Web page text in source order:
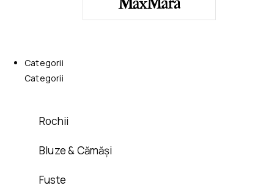
Categorii
Categorii
Rochii
Bluze & Cămăși
Fuste